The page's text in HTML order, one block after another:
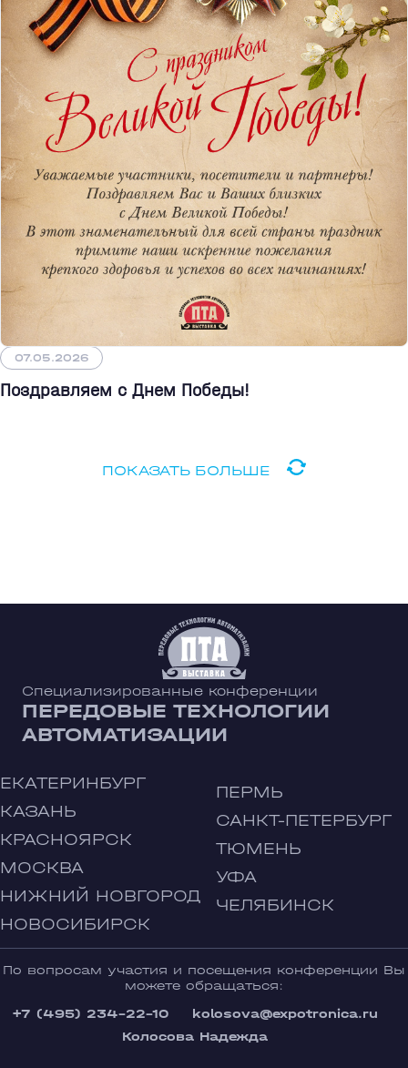
07.05.2026
Поздравляем с Днем Победы!
ПОКАЗАТЬ БОЛЬШЕ
Специализированные конференции
ПЕРЕДОВЫЕ ТЕХНОЛОГИИ
АВТОМАТИЗАЦИИ
ЕКАТЕРИНБУРГ
КАЗАНЬ
КРАСНОЯРСК
МОСКВА
НИЖНИЙ НОВГОРОД
НОВОСИБИРСК
ПЕРМЬ
САНКТ-ПЕТЕРБУРГ
ТЮМЕНЬ
УФА
ЧЕЛЯБИНСК
По вопросам участия и посещения конференции Вы
можете обращаться:
+7 (495) 234-22-10
kolosova@expotronica.ru
Колосова Надежда